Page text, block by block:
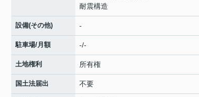
耐震構造
設備(その他) -
駐車場/月額 -/-
土地権利 所有権
国土法届出 不要